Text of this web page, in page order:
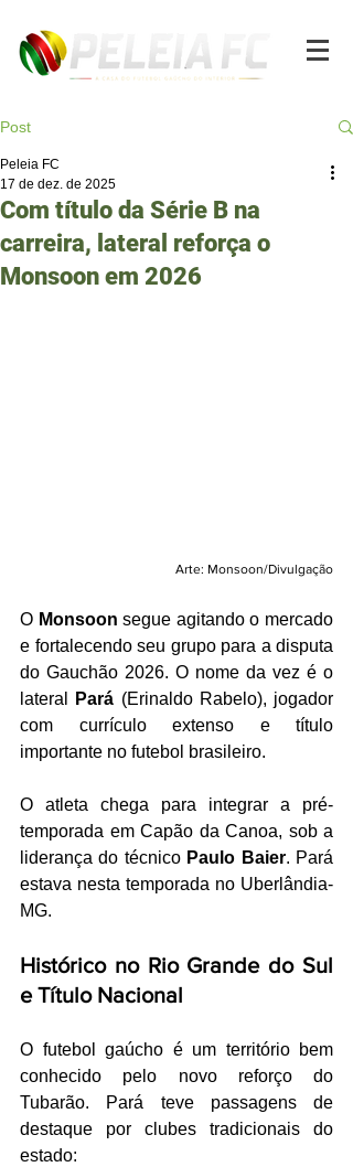
Post
Com título da Série B na
carreira, lateral reforça o
Monsoon em 2026
Peleia FC
17 de dez. de 2025
Arte: Monsoon/Divulgação
O Monsoon segue agitando o mercado
e fortalecendo seu grupo para a disputa
do Gauchão 2026. O nome da vez é o
lateral
Pará (Erinaldo Rabelo), jogador
com currículo extenso e título
importante no futebol brasileiro.
O atleta chega para integrar a pré-
temporada em Capão da Canoa, sob a
liderança do técnico Paulo Baier. Pará
estava nesta temporada no Uberlândia-
MG.
Histórico no Rio Grande do Sul
e Título Nacional
O futebol gaúcho é um território bem
conhecido pelo novo reforço do
Tubarão. Pará teve passagens de
destaque por clubes tradicionais do
estado: